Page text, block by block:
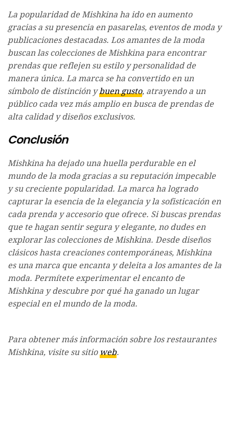
La popularidad de Mishkina ha ido en aumento
gracias a su presencia en pasarelas, eventos de moda y
publicaciones destacadas. Los amantes de la moda
buscan las colecciones de Mishkina para encontrar
prendas que reflejen su estilo y personalidad de
manera única. La marca se ha convertido en un
símbolo de distinción ybuen gusto, atrayendo a un
público cada vez más amplio en busca de prendas de
alta calidad y diseños exclusivos.
Conclusión
Mishkina ha dejado una huella perdurable en el
mundo de la moda gracias a su reputación impecable
y su creciente popularidad. La marca ha logrado
capturar la esencia de la elegancia y la sofisticación en
cada prenda y accesorio que ofrece. Si buscas prendas
que te hagan sentir segura y elegante, no dudes en
explorar las colecciones de Mishkina. Desde diseños
clásicos hasta creaciones contemporáneas, Mishkina
es una marca que encanta y deleita a los amantes de la
moda. Permítete experimentar el encanto de
Mishkina y descubre por qué ha ganado un lugar
especial en el mundo de la moda.
Para obtener más información sobre los restaurantes
Mishkina, visite su sitioweb.